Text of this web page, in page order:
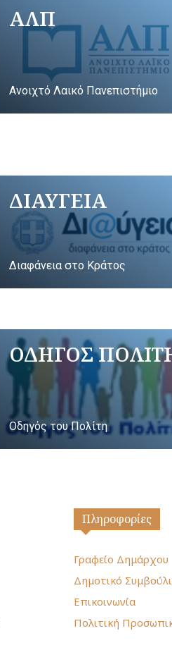
ΑΛΠ
Ανοιχτό Λαικό Πανεπιστήμιο
ΔΙΑΥΓΕΙΑ
Διαφάνεια στο Κράτος
ΟΔΗΓΟΣ
Οδηγός του Πολίτη
Πληροφορίες
Γραφείο Δημάρχου
Δημοτικό
Επικοινωνία
Πολιτική